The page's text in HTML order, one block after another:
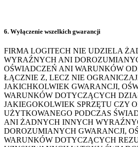
6. Wyłączenie wszelkich gwarancji
FIRMA LOGITECH NIE UDZIELA
WYRAŹNYCH ANI
OŚWIADCZEŃ ANI WARUNKÓW
ŁĄCZNIE Z, LECZ NIE
JAKICHKOLWIEK GWARANCJI,
WARUNKÓW DOTYCZĄCYCH
JAKIEGOKOLWIEK SPRZĘTU CZY
UŻYTKOWANEGO PODCZAS
ANI ŻADNYCH INNYCH
DOROZUMIANYCH GWARANCJI,
WARUNKÓW DOTYCZĄCYCH